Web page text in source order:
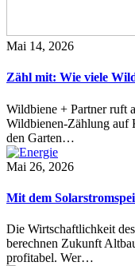
Mai 14, 2026
Zähl mit: Wie viele
Wildbiene + Partner ruft
Wildbienen-Zählung auf
den Garten…
Mai 26, 2026
Mit dem
Die Wirtschaftlichkeit
berechnen Zukunft
profitabel. Wer…